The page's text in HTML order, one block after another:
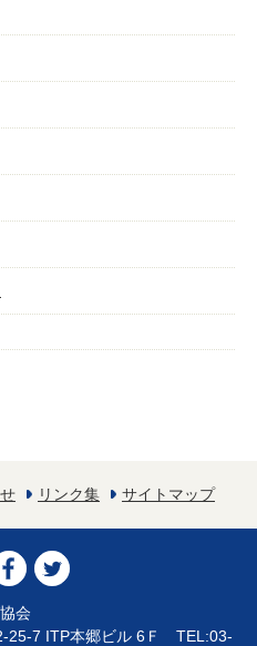
リンク集 サイトマップ
会
25-7 ITP本郷ビル 6Ｆ TEL:03-